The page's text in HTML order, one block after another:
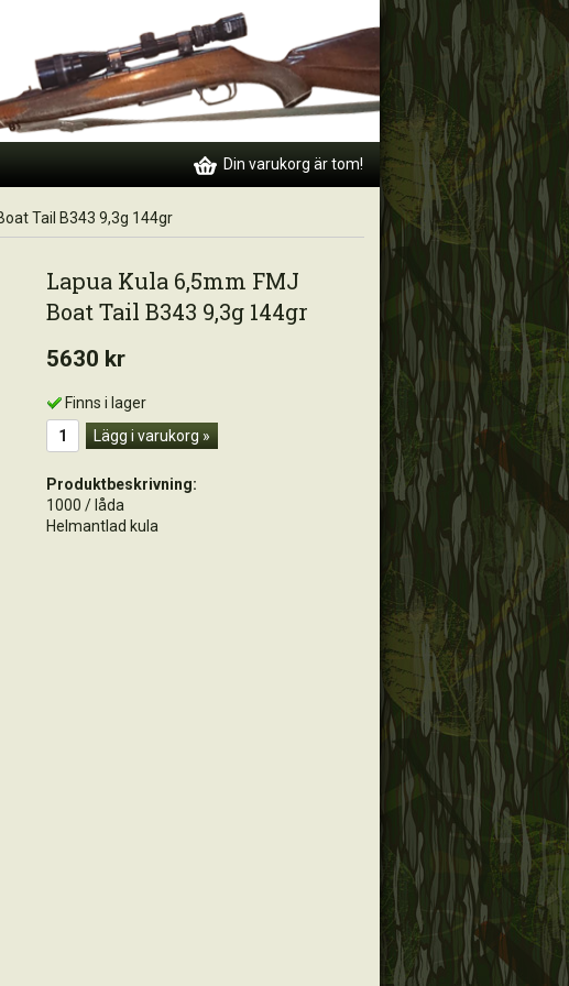
Din varukorg är tom!
Tail B343 9,3g 144gr
Lapua Kula 6,5mm FMJ
Boat Tail B343 9,3g 144gr
5630 kr
Finns i lager
Lägg i varukorg »
Produktbeskrivning:
1000 / låda
Helmantlad kula